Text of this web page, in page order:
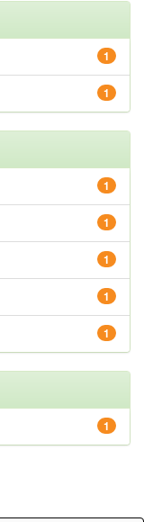
1
1
1
1
1
1
1
1